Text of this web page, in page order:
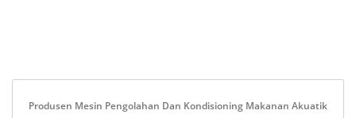
Produsen Mesin Pengolahan Dan Kondisioning Makanan Akuatik